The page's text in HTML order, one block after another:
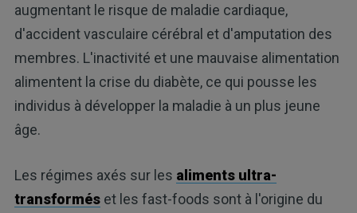
augmentant le risque de maladie cardiaque,
d'accident vasculaire cérébral et d'amputation des
membres. L'inactivité et une mauvaise alimentation
alimentent la crise du diabète, ce qui pousse les
individus à développer la maladie à un plus jeune
âge.
Les régimes axés sur les aliments ultra-
transforméset les fast-foods sont à l'origine du